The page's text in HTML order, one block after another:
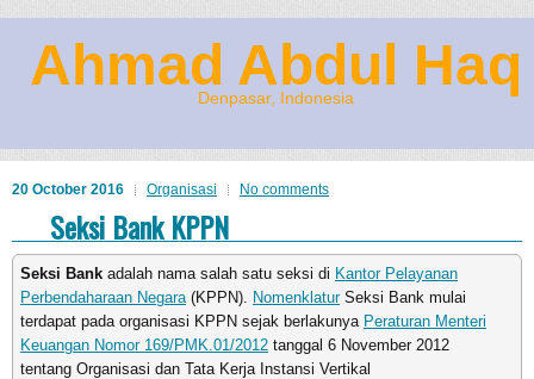
Ahmad Abdul Haq
Denpasar, Indonesia
20 October 2016 Organisasi No comments
Seksi Bank KPPN
Seksi Bank adalah nama salah satu seksi di Kantor Pelayanan
Perbendaharaan Negara(KPPN). NomenklaturSeksi Bank mulai
terdapat pada organisasi KPPN sejak berlakunya Peraturan Menteri
Keuangan Nomor 169/PMK.01/2012 tanggal 6 November 2012
tentang Organisasi dan Tata Kerja Instansi Vertikal